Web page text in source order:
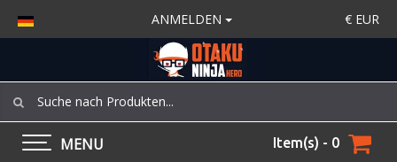
ANMELDEN € EUR
MENU Item(s) - 0